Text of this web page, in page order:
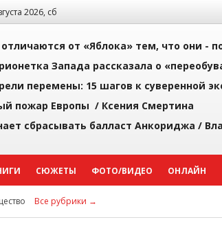
2026, сб
от «Яблока» тем, что они -
Запада рассказала о
перемены: 15 шагов к суверенной
пожар Европы / Ксения Смертина
сбрасывать балласт Анкориджа /
СЮЖЕТЫ ФОТО/ВИДЕО ОНЛАЙН
Все рубрики →